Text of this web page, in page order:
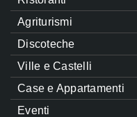
Agriturismi
Discoteche
Ville e Castelli
Case e Appartamenti
Eventi